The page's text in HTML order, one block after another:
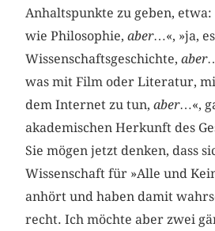
Anhaltspunkte zu geben, etwa:
wie Philosophie,aber…«, »ja,
Wissenschaftsgeschichte,aber
was mit Film oder Literatur,
dem Internet zu tun,aber…«,
akademischen Herkunft des
Sie mögen jetzt denken, dass
Wissenschaft für »Alle und
anhört und haben damit
recht. Ich möchte aber zwei